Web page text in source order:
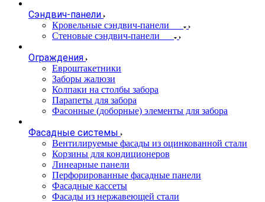
Сэндвич-панели
Кровельные сэндвич-панели
Стеновые сэндвич-панели
Ограждения
Евроштакетники
Заборы жалюзи
Колпаки на столбы забора
Парапеты для забора
Фасонные (доборные) элементы для забора
Фасадные системы
Вентилируемые фасады из оцинкованной стали
Корзины для кондиционеров
Линеарные панели
Перфорированные фасадные панели
Фасадные кассеты
Фасады из нержавеющей стали